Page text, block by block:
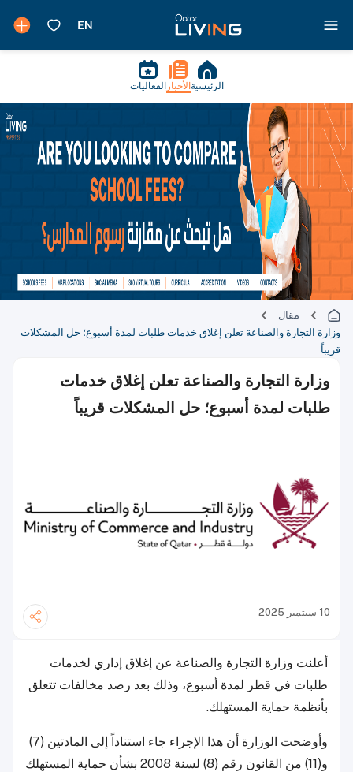
الرئيسية الأخبار الفعاليات
مقال
وزارة التجارة والصناعة تعلن إغلاق خدمات طلبات لمدة أسبوع؛ حل المشكلات
قريباً
وزارة التجارة والصناعة تعلن إغلاق خدمات
طلبات لمدة أسبوع؛ حل المشكلات قريباً
10 سبتمبر 2025
أعلنت وزارة التجارة والصناعة عن إغلاق إداري لخدمات
طلبات في قطر لمدة أسبوع، وذلك بعد رصد مخالفات تتعلق
بأنظمة حماية المستهلك.
وأوضحت الوزارة أن هذا الإجراء جاء استناداً إلى المادتين (7)
و(11) من القانون رقم (8) لسنة 2008 بشأن حماية المستهلك